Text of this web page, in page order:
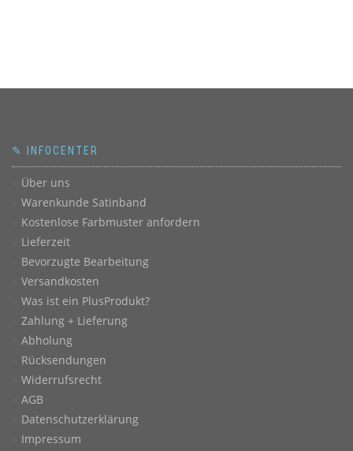
✎ INFOCENTER
Über uns
Warenkunde Satinband
Kostenlose Farbmuster anfordern
Lieferzeit
Bevorzugte Bearbeitung
Versandkosten
Was ist ein PlusProdukt?
Zahlung + Lieferung
Abholung
Rücksendungen
Widerrufsrecht
AGB
Datenschutzerklärung
Impressum